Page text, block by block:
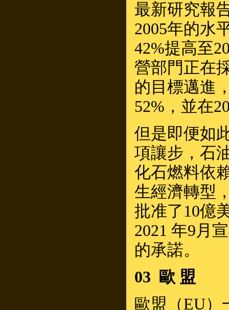
最新研究報
2005年的水
42%提高至
營部門正在
的目標邁進
52%，並在
但是即便如
項讓步，石
化石燃料依
生經濟轉型
批准了10億
2021 年9月
的承諾。
03 歐 盟
歐盟（EU）